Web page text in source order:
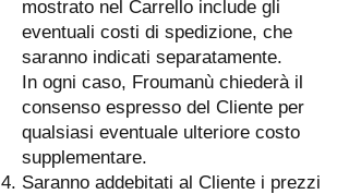
mostrato nel Carrello include gli
eventuali costi di spedizione, che
saranno indicati separatamente.
In ogni caso, Froumanù chiederà il
consenso espresso del Cliente per
qualsiasi eventuale ulteriore costo
supplementare.
Saranno addebitati al Cliente i prezzi